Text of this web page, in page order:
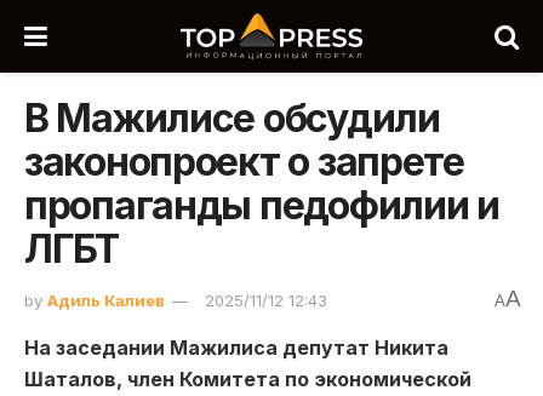
В Мажилисе обсудили
законопроект о запрете
пропаганды педофилии и
ЛГБТ
by Адиль Калиев 2025/11/12 12:43 AA
На заседании Мажилиса депутат Никита
Шаталов, член Комитета по экономической